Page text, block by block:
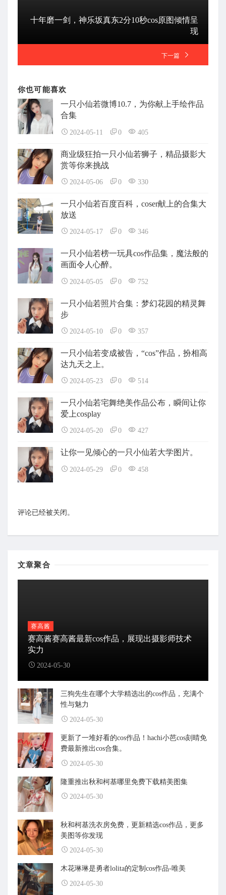
十年磨一剑，神乐坂真东2分10秒cos原图倾情呈
现
下一篇
你也可能喜欢
一只小仙若微博10.7，为你献上手绘作品
合集
2024-05-11 0 405
商业级狂拍一只小仙若狮子，精品摄影大
赏等你来挑战
2024-05-06 0 330
一只小仙若百度百科，coser献上的合集大
放送
2024-05-17 0 346
一只小仙若榜一玩具cos作品集，魔法般的
画面令人心醉。
2024-05-05 0 752
一只小仙若照片合集：梦幻花园的精灵舞
步
2024-05-10 0 357
一只小仙若变成被告，“cos”作品，扮相高
达九天之上。
2024-05-23 0 514
一只小仙若宅舞绝美作品公布，瞬间让你
爱上cosplay
2024-05-20 0 427
让你一见倾心的一只小仙若大学图片。
2024-05-29 0 458
评论已经被关闭。
文章聚合
赛高酱
赛高酱赛高酱最新cos作品，展现出摄影师技术
实力
2024-05-30
三狗先生在哪个大学精选出的cos作品，充满个
性与魅力
2024-05-30
更新了一堆好看的cos作品！hachi小芭cos刻晴免
费最新推出cos合集。
2024-05-30
隆重推出秋和柯基哪里免费下载精美图集
2024-05-30
秋和柯基洗衣房免费，更新精选cos作品，更多
美图等你发现
2024-05-30
木花琳琳是勇者lolita的定制cos作品-唯美
2024-05-30